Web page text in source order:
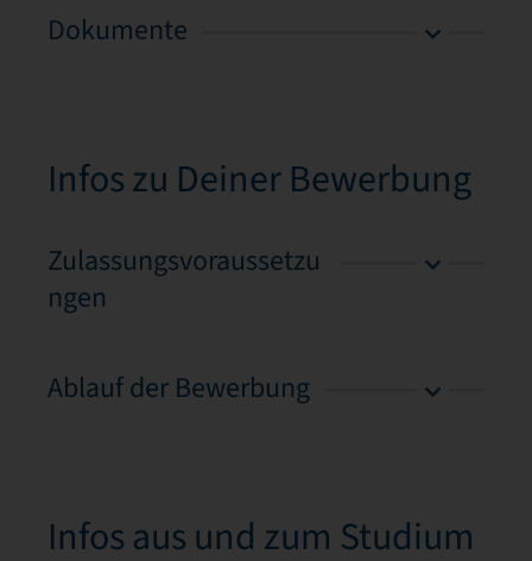
Dokumente
Infos zu Deiner Bewerbung
Zulassungsvoraussetzu
ngen
Ablauf der Bewerbung
Infos aus und zum Studium